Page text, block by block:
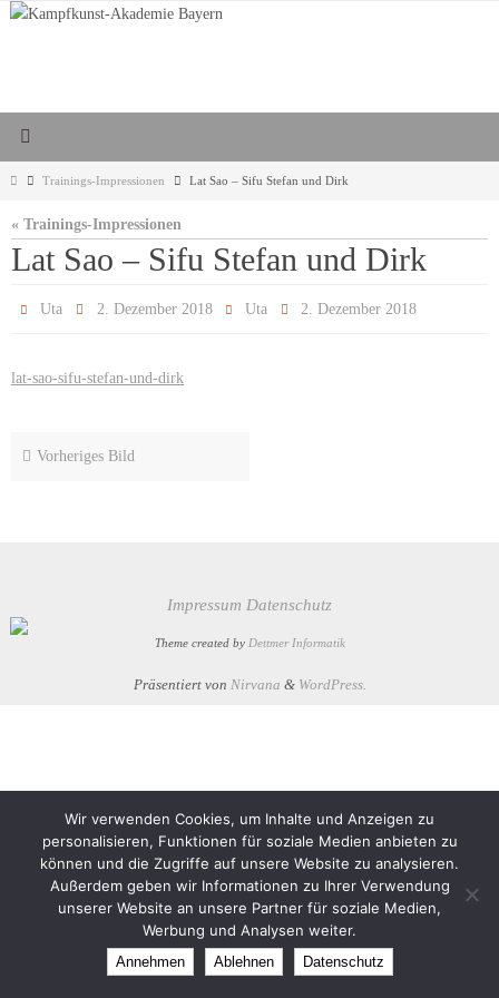
Zum
StartTrainings-Impressionen Lat Sao – Sifu Stefan und Dirk
« Trainings-Impressionen
Lat Sao – Sifu Stefan und Dirk
Uta 2. Dezember 2018 Uta 2. Dezember 2018
lat-sao-sifu-stefan-und-dirk
Vorheriges Bild
Impressum Datenschutz
Theme created by Dettmer Informatik
Präsentiert von Nirvana & WordPress.
Wir verwenden Cookies, um Inhalte und Anzeigen zu
personalisieren, Funktionen für soziale Medien anbieten zu
können und die Zugriffe auf unsere Website zu analysieren.
Außerdem geben wir Informationen zu Ihrer Verwendung
unserer Website an unsere Partner für soziale Medien,
Werbung und Analysen weiter.
Annehmen Ablehnen Datenschutz